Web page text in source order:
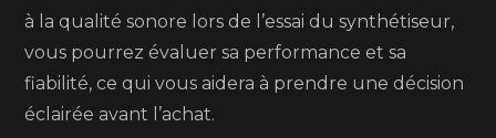
à la qualité sonore lors de l’essai du synthétiseur,
vous pourrez évaluer sa performance et sa
fiabilité, ce qui vous aidera à prendre une décision
éclairée avant l’achat.